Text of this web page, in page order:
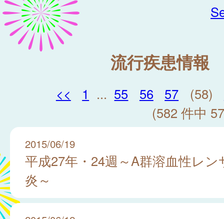
流行疾患情報
<< 1 ... 55 56 57 (58)
(582 件中
2015/06/19
平成27年・24週～A群溶血性レン
炎～